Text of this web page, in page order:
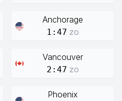
Anchorage
1:47 zo
Vancouver
2:47 zo
Phoenix